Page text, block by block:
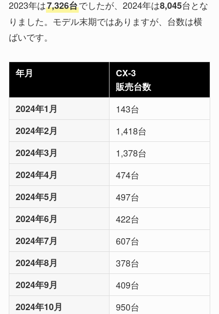
2023年は7,326台でしたが、2024年は8,045台とな
りました。モデル末期ではありますが、台数は横
ばいです。
年月
CX-3
販売台数
2024年1月
143台
2024年2月
1,418台
2024年3月
1,378台
2024年4月
474台
2024年5月
497台
2024年6月
422台
2024年7月
607台
2024年8月
378台
2024年9月
409台
2024年10月
950台